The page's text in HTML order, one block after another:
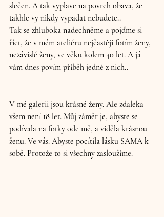
slečen. A tak vyplave na povrch obava, že
takhle vy nikdy vypadat nebudete..
Tak se zhluboka nadechněme a pojďme si
říct, že v mém ateliéru nejčastěji fotím ženy,
nezávislé ženy, ve věku kolem 40 let. A já
vám dnes povím příběh jedné z nich..
V mé galerii jsou krásné ženy. Ale zdaleka
všem není 18 let. Můj záměr je, abyste se
podívala na fotky ode mě, a viděla krásnou
ženu. Ve vás. Abyste pocítila lásku SAMA k
sobě. Protože to si všechny zasloužíme.